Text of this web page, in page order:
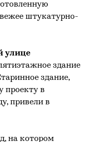
штукатурно-
улице
здание
здание,
проекту в
привели в
на котором